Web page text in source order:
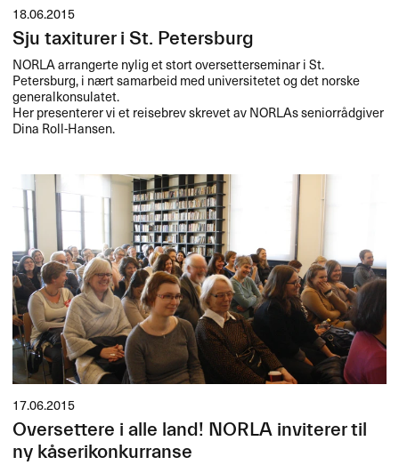
18.06.2015
Sju taxiturer i St. Petersburg
NORLAarrangerte nylig et stort oversetterseminar i St.
Petersburg, i nært samarbeid med universitetet og det norske
generalkonsulatet.
Her presenterer vi et reisebrev skrevet av NORLAs seniorrådgiver
Dina Roll-Hansen.
17.06.2015
Oversettere i alle land! NORLA inviterer til
ny kåserikonkurranse